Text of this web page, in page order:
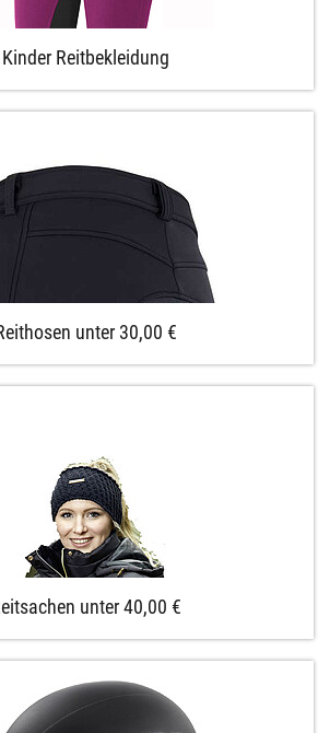
Kinder Reitbekleidung
unter 30,00 €
unter 40,00 €